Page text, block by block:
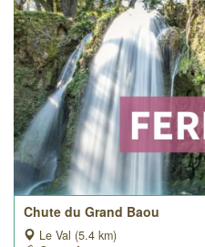
Chute du Grand Baou
Le Val (5.4 km)